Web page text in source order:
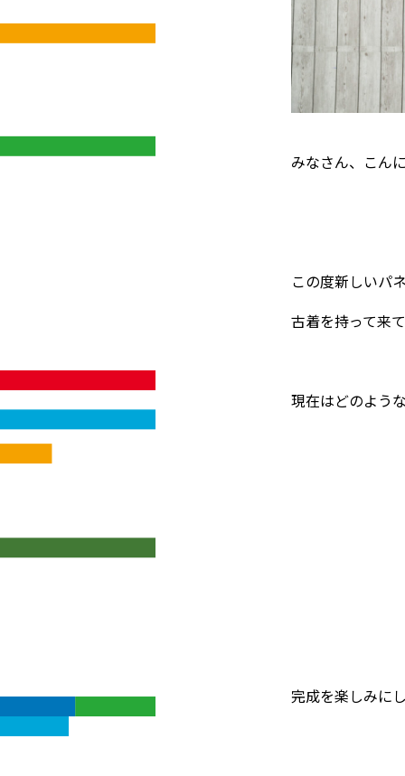
みなさん、こん
この度新しいパ
古着を持って来
現在はどのよう
完成を楽しみに